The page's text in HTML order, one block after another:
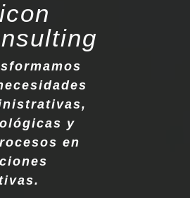
y
en